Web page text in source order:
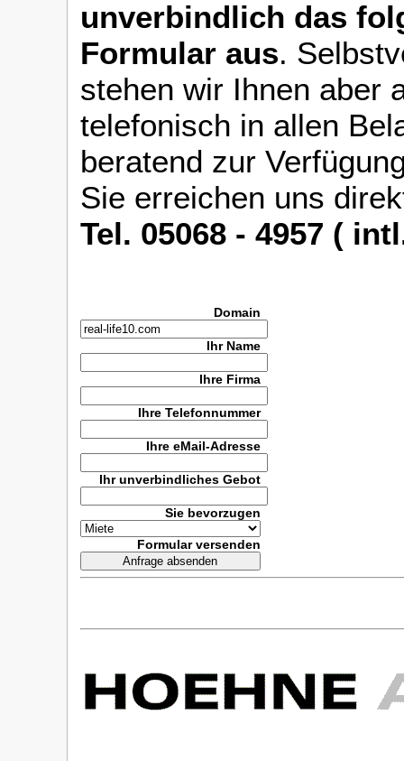
unverbindlich das
Formular aus.
stehen wir Ihnen aber
telefonisch in allen
beratend zur
Sie erreichen uns
Tel. 05068 - 4957 (
Domain
Ihr Name
Ihre Firma
Ihre Telefonnummer
Ihre eMail-Adresse
Ihr unverbindliches Gebot
Sie bevorzugen
Formular versenden